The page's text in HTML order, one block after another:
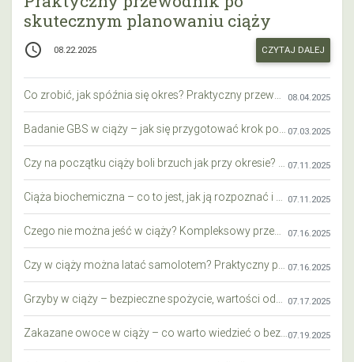
skutecznym planowaniu ciąży
access_time 08.22.2025 CZYTAJ DALEJ
08.04.2025
07.03.2025
07.11.2025
07.11.2025
07.16.2025
07.16.2025
07.17.2025
07.19.2025